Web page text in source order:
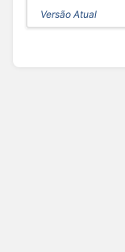
Versão Atual